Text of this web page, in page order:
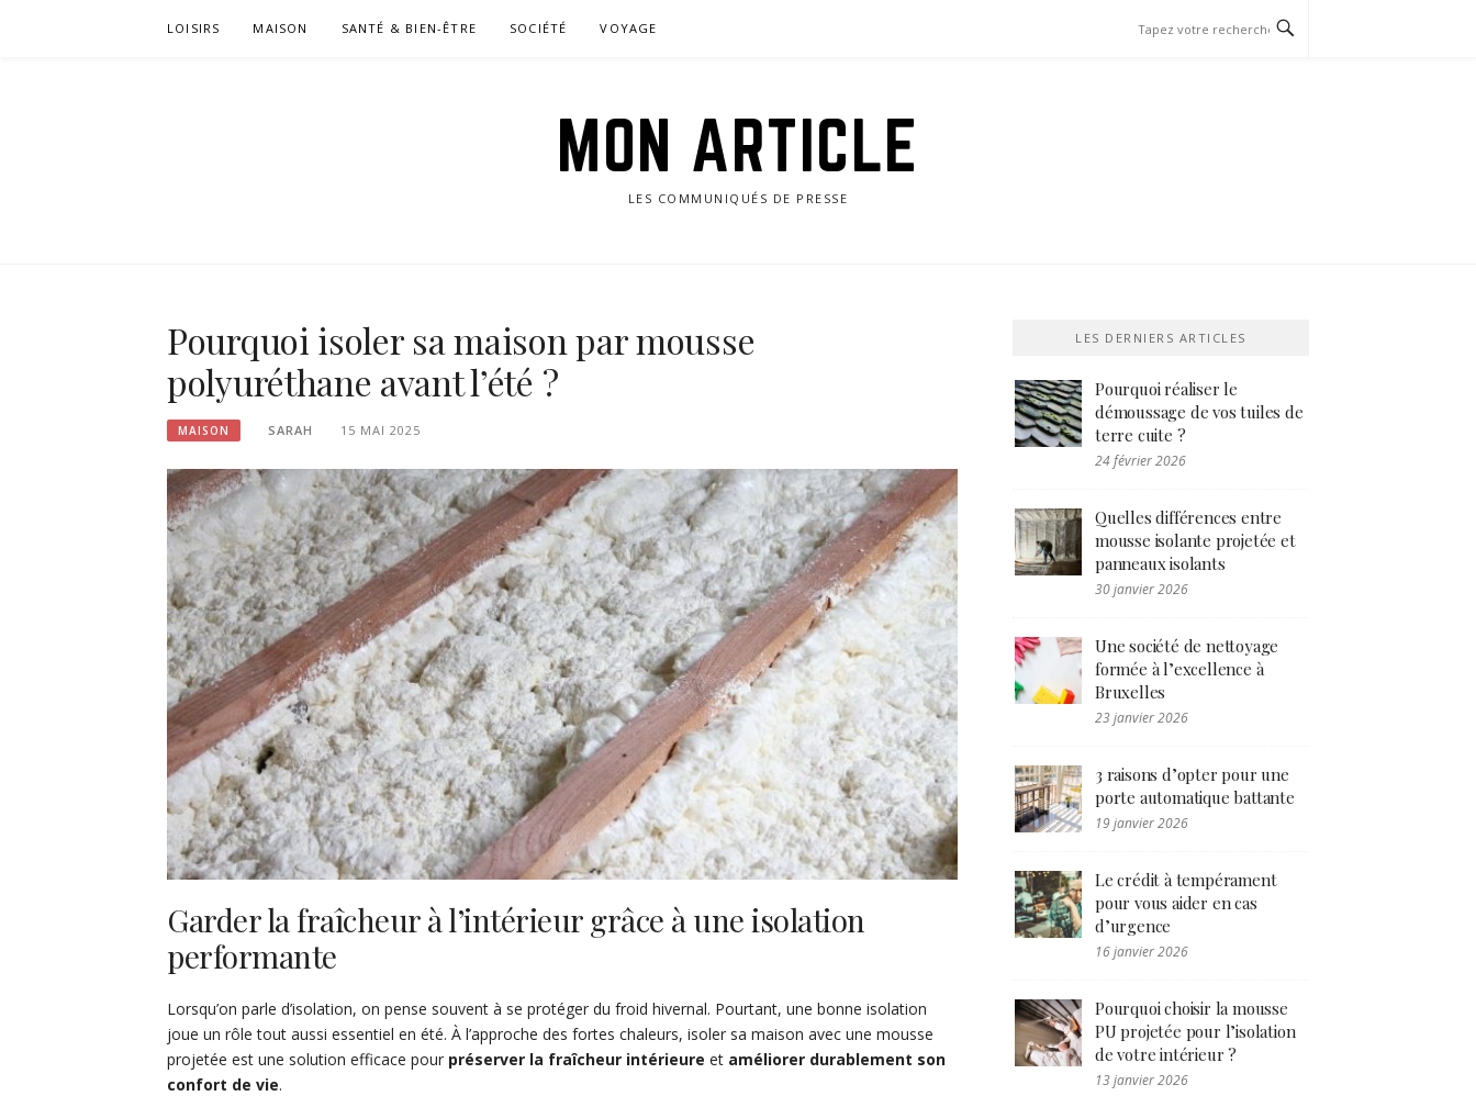
LOISIRS MAISON SANTÉ & BIEN-ÊTRE SOCIÉTÉ VOYAGE
MON ARTICLE
LES COMMUNIQUÉS DE PRESSE
Pourquoi isoler sa maison par mousse
polyuréthane avant l’été ?
MAISON SARAH 15 MAI 2025
Garder la fraîcheur à l’intérieur grâce à une isolation
performante
Lorsqu’on parle d’isolation, on pense souvent à se protéger du froid hivernal. Pourtant, une bonne isolation
joue un rôle tout aussi essentiel en été. À l’approche des fortes chaleurs, isoler sa maison avec une mousse
projetée est une solution efficace pour préserver la fraîcheur intérieure et améliorer durablement son
confort de vie.
LES DERNIERS ARTICLES
Pourquoi réaliser le
démoussage de vos tuiles de
terre cuite ?
24 février 2026
Quelles différences entre
mousse isolante projetée et
panneaux isolants
30 janvier 2026
Une société de nettoyage
formée à l’excellence à
Bruxelles
23 janvier 2026
3 raisons d’opter pour une
porte automatique battante
19 janvier 2026
Le crédit à tempérament
pour vous aider en cas
d’urgence
16 janvier 2026
Pourquoi choisir la mousse
PU projetée pour l’isolation
de votre intérieur ?
13 janvier 2026